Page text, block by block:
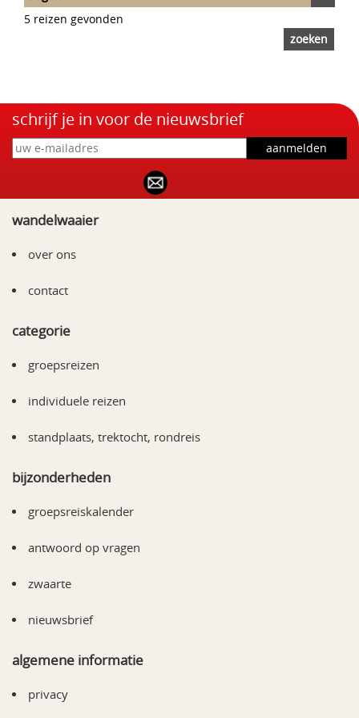
5 reizen gevonden
schrijf je in voor de nieuwsbrief
wandelwaaier
over ons
contact
categorie
groepsreizen
individuele reizen
standplaats, trektocht, rondreis
bijzonderheden
groepsreiskalender
antwoord op vragen
zwaarte
nieuwsbrief
algemene informatie
privacy